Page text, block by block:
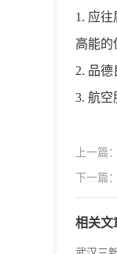
1. 应
高能的
2. 品
3. 航空
上一篇
下一篇
相关文